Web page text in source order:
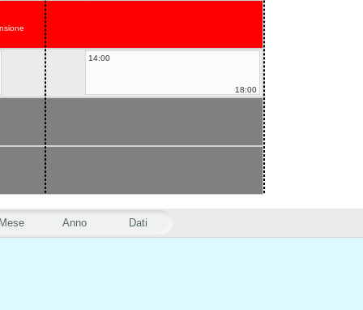
Anno Dati
14:00
18:00